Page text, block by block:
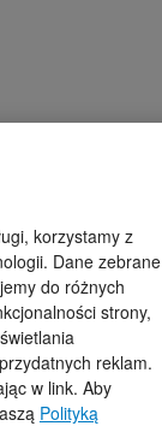
korzystamy z
Dane zebrane
do różnych
strony,
reklam.
w link. Aby
Polityką